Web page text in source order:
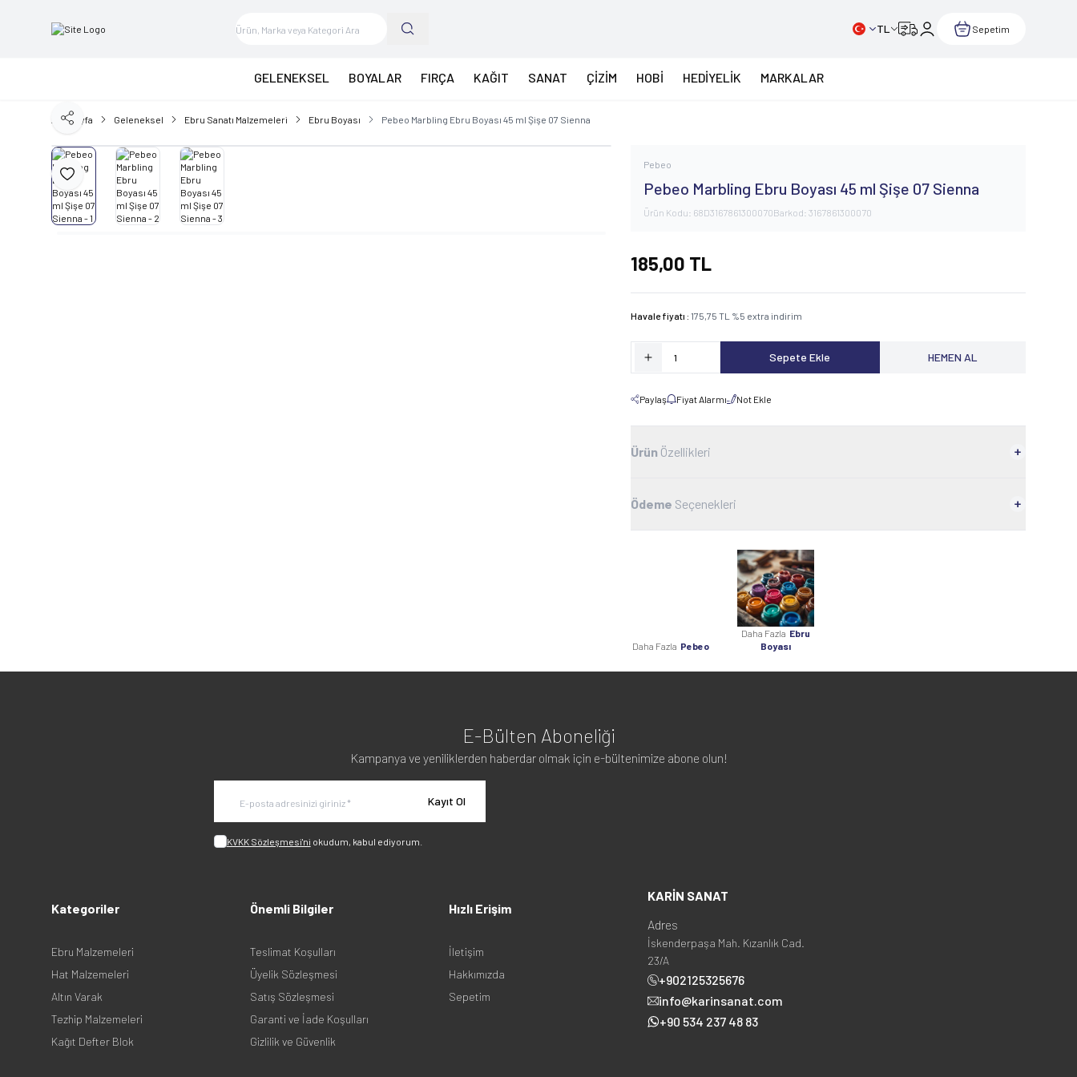
TL Sepetim
GELENEKSEL BOYALAR FIRÇA KAĞIT SANAT ÇİZİM HOBİ HEDİYELİK MARKALAR
Ana Sayfa Geleneksel Ebru Sanatı Malzemeleri Ebru Boyası Pebeo Marbling Ebru Boyası 45 ml Şişe 07 Sienna
Favoriye Ekle
Paylaş
Pebeo
Pebeo Marbling Ebru Boyası 45 ml Şişe 07 Sienna
Ürün Kodu: 68D3167861300070Barkod:3167861300070
185,00 TL
Havale fiyatı :175,75 TL %5 extra indirim
Sepete Ekle HEMEN AL
Paylaş Fiyat Alarmı Not Ekle
Ürün Özellikleri
Ödeme Seçenekleri
Daha Fazla Pebeo
Daha Fazla Ebru
Boyası
E-Bülten Aboneliği
Kampanya ve yeniliklerden haberdar olmak için e-bültenimize abone olun!
Kayıt Ol
KVKK Sözleşmesi'ni okudum, kabul ediyorum.
Kategoriler
Ebru Malzemeleri
Hat Malzemeleri
Altın Varak
Tezhip Malzemeleri
Kağıt Defter Blok
Önemli Bilgiler
Teslimat Koşulları
Üyelik Sözleşmesi
Satış Sözleşmesi
Garanti ve İade Koşulları
Gizlilik ve Güvenlik
Hızlı Erişim
İletişim
Hakkımızda
Sepetim
KARİN SANAT
Adres
İskenderpaşa Mah. Kızanlık Cad.
23/A
+902125325676
info@karinsanat.com
+90 534 237 48 83